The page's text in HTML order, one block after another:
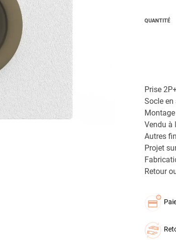
QUANTITÉ
Prise
Socle
Vendu à
Autres
Projet
Retour